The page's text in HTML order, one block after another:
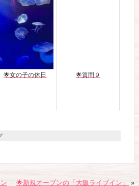
🌟女の子の休日 🌟質問９
🌟新規オープンの「大阪ライブイン」 »